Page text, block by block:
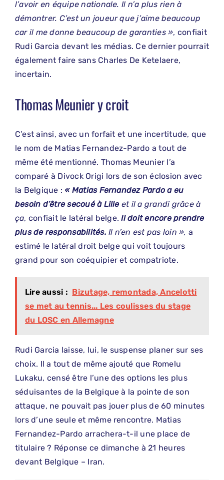
l’avoir en équipe nationale. Il n’a plus rien à
démontrer. C’est un joueur que j’aime beaucoup
car il me donne beaucoup de garanties », confiait
Rudi Garcia devant les médias. Ce dernier pourrait
également faire sans Charles De Ketelaere,
incertain.
Thomas Meunier y croit
C’est ainsi, avec un forfait et une incertitude, que
le nom de Matias Fernandez-Pardo a tout de
même été mentionné. Thomas Meunier l’a
comparé à Divock Origi lors de son éclosion avec
la Belgique : « Matias Fernandez Pardo a eu
besoin d’être secoué à Lilleet il a grandi grâce à
ça, confiait le latéral belge.Il doit encore prendre
plus de responsabilités. Il n’en est pas loin », a
estimé le latéral droit belge qui voit toujours
grand pour son coéquipier et compatriote.
Lire aussi : Bizutage, remontada, Ancelotti
se met au tennis... Les coulisses du stage
du LOSC en Allemagne
Rudi Garcia laisse, lui, le suspense planer sur ses
choix. Il a tout de même ajouté que Romelu
Lukaku, censé être l’une des options les plus
séduisantes de la Belgique à la pointe de son
attaque, ne pouvait pas jouer plus de 60 minutes
lors d’une seule et même rencontre. Matias
Fernandez-Pardo arrachera-t-il une place de
titulaire ? Réponse ce dimanche à 21 heures
devant Belgique – Iran.